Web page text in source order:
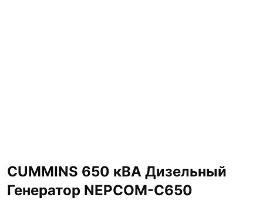
CUMMINS 650 кВА Дизельный
Генератор NEPCOM-C650